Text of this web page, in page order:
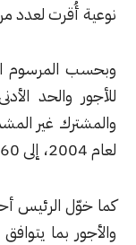
لعدد من الوزارات
الذي أصدره
الأدنى لأجور
أحمد الشرع
بما يتوافق مع